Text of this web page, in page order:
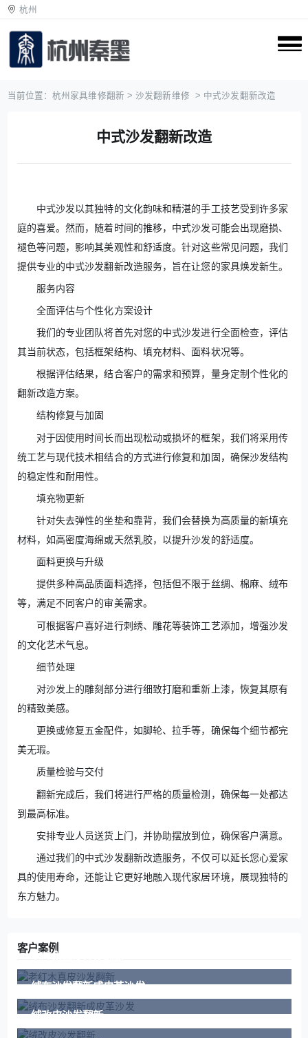
杭州
当前位置： 杭州家具维修翻新 > 沙发翻新维修 > 中式沙发翻新改造
中式沙发翻新改造
中式沙发以其独特的文化韵味和精湛的手工技艺受到许多家
庭的喜爱。然而，随着时间的推移，中式沙发可能会出现磨损、
褪色等问题，影响其美观性和舒适度。针对这些常见问题，我们
提供专业的中式沙发翻新改造服务，旨在让您的家具焕发新生。
服务内容
全面评估与个性化方案设计
我们的专业团队将首先对您的中式沙发进行全面检查，评估
其当前状态，包括框架结构、填充材料、面料状况等。
根据评估结果，结合客户的需求和预算，量身定制个性化的
翻新改造方案。
结构修复与加固
对于因使用时间长而出现松动或损坏的框架，我们将采用传
统工艺与现代技术相结合的方式进行修复和加固，确保沙发结构
的稳定性和耐用性。
填充物更新
针对失去弹性的坐垫和靠背，我们会替换为高质量的新填充
材料，如高密度海绵或天然乳胶，以提升沙发的舒适度。
面料更换与升级
提供多种高品质面料选择，包括但不限于丝绸、棉麻、绒布
等，满足不同客户的审美需求。
可根据客户喜好进行刺绣、雕花等装饰工艺添加，增强沙发
的文化艺术气息。
细节处理
对沙发上的雕刻部分进行细致打磨和重新上漆，恢复其原有
的精致美感。
更换或修复五金配件，如脚轮、拉手等，确保每个细节都完
美无瑕。
质量检验与交付
翻新完成后，我们将进行严格的质量检测，确保每一处都达
到最高标准。
安排专业人员送货上门，并协助摆放到位，确保客户满意。
通过我们的中式沙发翻新改造服务，不仅可以延长您心爱家
具的使用寿命，还能让它更好地融入现代家居环境，展现独特的
东方魅力。
客户案例
老红木真皮沙发翻新
绒布沙发翻新成皮革沙发
绒改皮沙发翻新